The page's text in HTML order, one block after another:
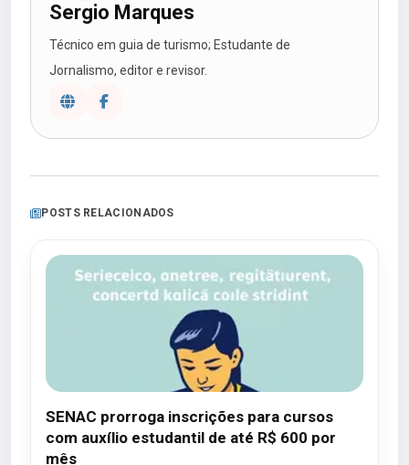
Sergio Marques
Técnico em guia de turismo; Estudante de
Jornalismo, editor e revisor.
POSTS RELACIONADOS
SENAC prorroga inscrições para cursos
com auxílio estudantil de até R$ 600 por
mês